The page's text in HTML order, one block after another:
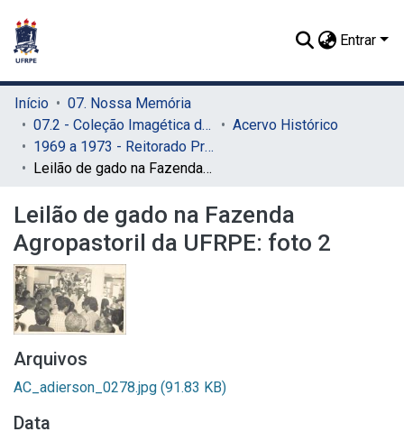
Entrar
Início
07. Nossa Memória
07.2 - Coleção Imagética do SIB
Acervo Histórico
1969 a 1973 - Reitorado Prof. Adierson Erasmo de Azevedo
Leilão de gado na Fazenda Agropastoril da UFRPE: foto 2
Leilão de gado na Fazenda
Agropastoril da UFRPE: foto 2
Arquivos
AC_adierson_0278.jpg (91.83 KB)
Data